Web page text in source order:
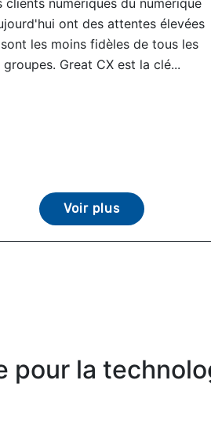
clients numériques du numérique
ont des attentes élevées
les moins fidèles de tous les
groupes. Great CX est la clé...
Voir plus
pour la